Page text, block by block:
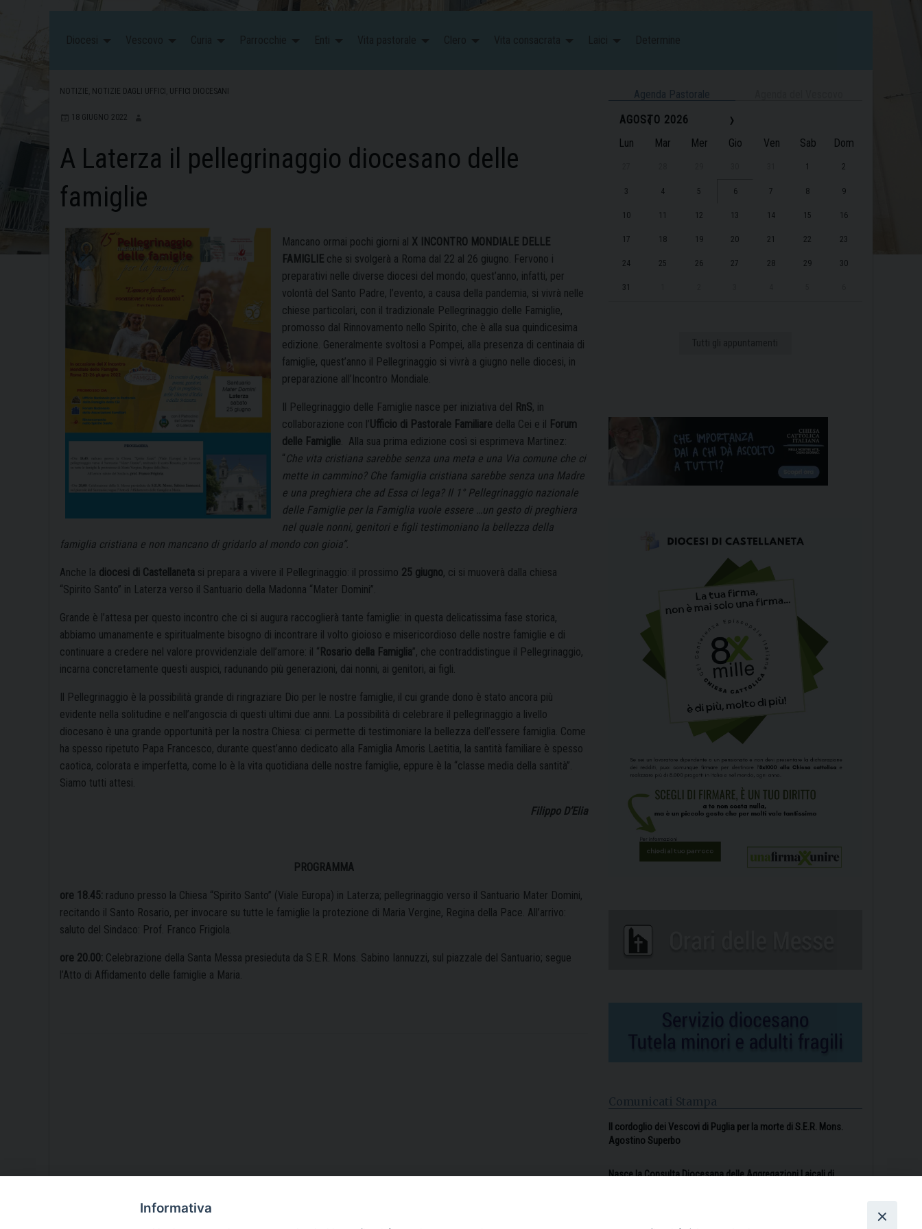
NOTIZIE NOTIZIE DAGLI UFFICI UFFICI DIOCESANI
18 GIUGNO 2022
A Laterza il pellegrinaggio diocesano delle
famiglie
Mancano ormai pochi giorni al X INCONTRO MONDIALE DELLE
FAMIGLIE che si svolgerà a Roma dal 22 al 26 giugno. Fervono i
preparativi nelle diverse diocesi del mondo; quest’anno, infatti, per
volontà del Santo Padre, l’evento, a causa della pandemia, si vivrà nelle
chiese particolari, con il tradizionale Pellegrinaggio delle Famiglie,
promosso dal Rinnovamento nello Spirito, che è alla sua quindicesima
edizione. Generalmente svoltosi a Pompei, alla presenza di centinaia di
famiglie, quest’anno il Pellegrinaggio si vivrà a giugno nelle diocesi, in
preparazione all’Incontro Mondiale.
Il Pellegrinaggio delle Famiglie nasce per iniziativa del RnS, in
collaborazione con l’Ufficio di Pastorale Familiare della Cei e il
Forum
delle Famiglie. Alla sua prima edizione così si esprimeva Martinez:
“Che vita cristiana sarebbe senza una meta e una Via comune che ci
mette in cammino? Che famiglia cristiana sarebbe senza una Madre
e una preghiera che ad Essa ci lega? Il 1° Pellegrinaggio nazionale
delle Famiglie per la Famiglia vuole essere …un gesto di preghiera
nel quale nonni, genitori e figli testimoniano la bellezza della
famiglia cristiana e non mancano di gridarlo al mondo con gioia”.
Anche la diocesi di Castellaneta si prepara a vivere il Pellegrinaggio: il prossimo 25 giugno, ci si muoverà dalla chiesa
“Spirito Santo” in Laterza verso il Santuario della Madonna “Mater Domini”.
Grande è l’attesa per questo incontro che ci si augura raccoglierà tante famiglie: in questa delicatissima fase storica,
abbiamo umanamente e spiritualmente bisogno di incontrare il volto gioioso e misericordioso delle nostre famiglie e di
continuare a credere nel valore provvidenziale dell’amore: il “ Rosario della Famiglia”, che contraddistingue il Pellegrinaggio,
incarna concretamente questi auspici, radunando più generazioni, dai nonni, ai genitori, ai figli.
Il Pellegrinaggio è la possibilità grande di ringraziare Dio per le nostre famiglie, il cui grande dono è stato ancora più
evidente nella solitudine e nell’angoscia di questi ultimi due anni. La possibilità di celebrare il pellegrinaggio a livello
diocesano è una grande opportunità per la nostra Chiesa: ci permette di testimoniare la bellezza dell’essere famiglia. Come
ha spesso ripetuto Papa Francesco, durante quest’anno dedicato alla Famiglia Amoris Laetitia, la santità familiare è spesso
caotica, colorata e imperfetta, come lo è la vita quotidiana delle nostre famiglie, eppure è la “classe media della santità”.
Siamo tutti attesi.
Filippo D’Elia
PROGRAMMA
ore 18.45: raduno presso la Chiesa “Spirito Santo” (Viale Europa) in Laterza; pellegrinaggio verso il Santuario Mater Domini,
recitando il Santo Rosario, per invocare su tutte le famiglie la protezione di Maria Vergine, Regina della Pace. All’arrivo:
saluto del Sindaco: Prof. Franco Frigiola.
ore 20.00: Celebrazione della Santa Messa presieduta da S.E.R. Mons. Sabino Iannuzzi, sul piazzale del Santuario; segue
l’Atto di Affidamento delle famiglie a Maria.
Agenda Pastorale
‹
AGOSTO 2026 ›
Lun Mar Mer Gio Ven Sab Dom
1 2
3 4 5 6 7 8 9
10 11 12 13 14 15 16
17 18 19 20 21 22 23
24 25 26 27 28 29 30
31
Comunicati Stampa
Il cordoglio dei Vescovi di Puglia per la morte di S.E.R. Mons.
Agostino Superbo
Nasce la Consulta Diocesana delle Aggregazioni Laicali di
Informativa